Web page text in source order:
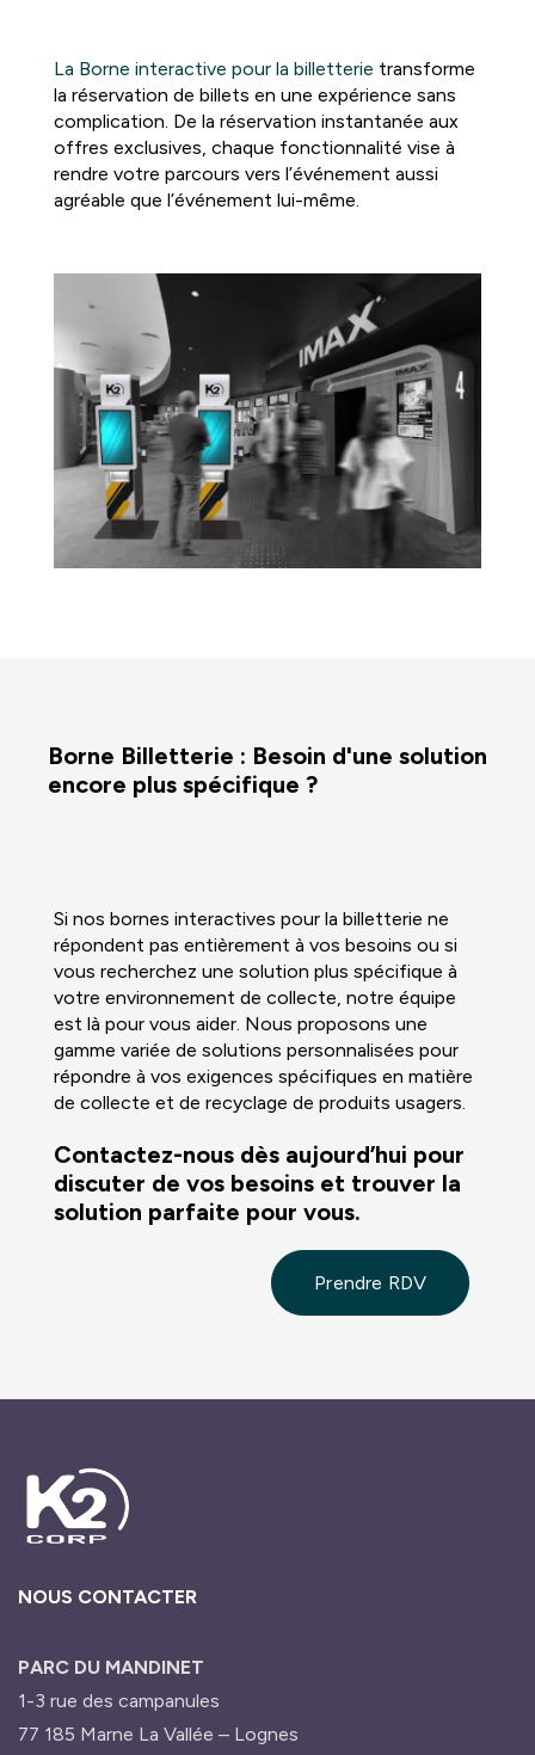
La Borne interactive pour la billetterie transforme
la réservation de billets en une expérience sans
complication. De la réservation instantanée aux
offres exclusives, chaque fonctionnalité vise à
rendre votre parcours vers l’événement aussi
agréable que l’événement lui-même.
Borne Billetterie : Besoin d'une solution
encore plus spécifique ?
Si nos bornes interactives pour la billetterie ne
répondent pas entièrement à vos besoins ou si
vous recherchez une solution plus spécifique à
votre environnement de collecte, notre équipe
est là pour vous aider. Nous proposons une
gamme variée de solutions personnalisées pour
répondre à vos exigences spécifiques en matière
de collecte et de recyclage de produits usagers.
Contactez-nous dès aujourd’hui pour
discuter de vos besoins et trouver la
solution parfaite pour vous.
Prendre RDV
NOUS CONTACTER
PARC DU MANDINET
1-3 rue des campanules
77 185 Marne La Vallée – Lognes